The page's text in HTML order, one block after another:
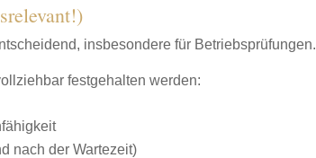
insbesondere für Betriebsprüfungen.
festgehalten werden:
nach der Wartezeit)